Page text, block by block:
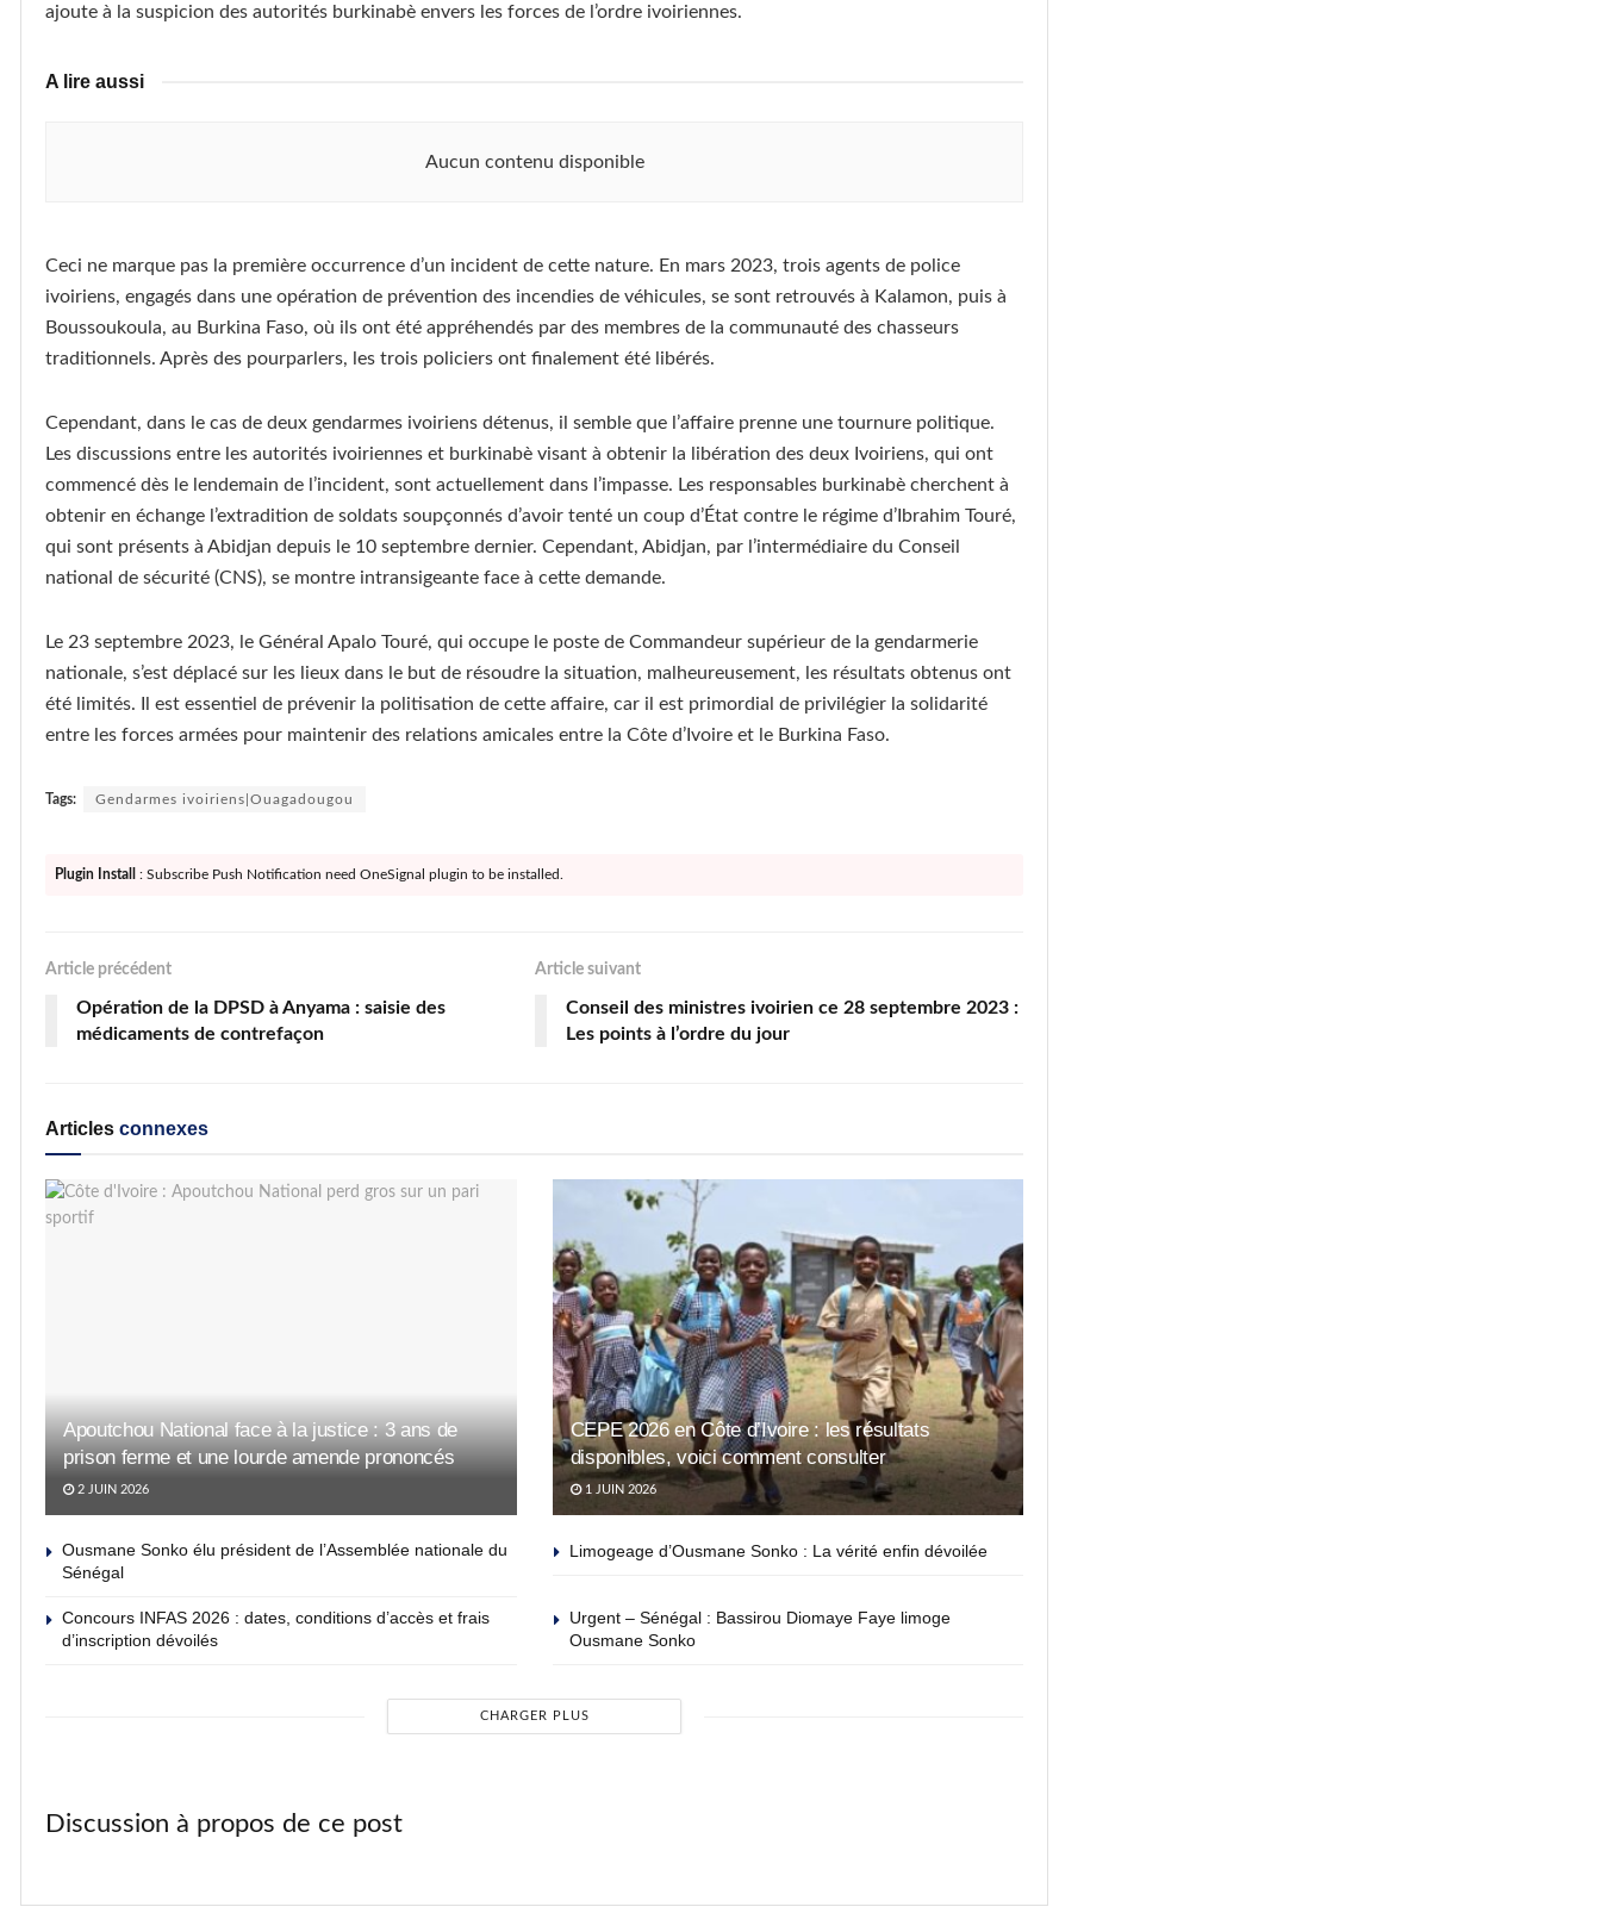
ajoute à la suspicion des autorités burkinabè envers les forces de l’ordre ivoiriennes.
A lire aussi
Aucun contenu disponible
Ceci ne marque pas la première occurrence d’un incident de cette nature. En mars 2023, trois agents de police
ivoiriens, engagés dans une opération de prévention des incendies de véhicules, se sont retrouvés à Kalamon, puis à
Boussoukoula, au Burkina Faso, où ils ont été appréhendés par des membres de la communauté des chasseurs
traditionnels. Après des pourparlers, les trois policiers ont finalement été libérés.
Cependant, dans le cas de deux gendarmes ivoiriens détenus, il semble que l’affaire prenne une tournure politique.
Les discussions entre les autorités ivoiriennes et burkinabè visant à obtenir la libération des deux Ivoiriens, qui ont
commencé dès le lendemain de l’incident, sont actuellement dans l’impasse. Les responsables burkinabè cherchent à
obtenir en échange l’extradition de soldats soupçonnés d’avoir tenté un coup d’État contre le régime d’Ibrahim Touré,
qui sont présents à Abidjan depuis le 10 septembre dernier. Cependant, Abidjan, par l’intermédiaire du Conseil
national de sécurité (CNS), se montre intransigeante face à cette demande.
Le 23 septembre 2023, le Général Apalo Touré, qui occupe le poste de Commandeur supérieur de la gendarmerie
nationale, s’est déplacé sur les lieux dans le but de résoudre la situation, malheureusement, les résultats obtenus ont
été limités. Il est essentiel de prévenir la politisation de cette affaire, car il est primordial de privilégier la solidarité
entre les forces armées pour maintenir des relations amicales entre la Côte d’Ivoire et le Burkina Faso.
Tags: Gendarmes ivoiriens|Ouagadougou
Plugin Install : Subscribe Push Notification need OneSignal plugin to be installed.
Article précédent
Opération de la DPSD à Anyama : saisie des
médicaments de contrefaçon
Article suivant
Conseil des ministres ivoirien ce 28 septembre 2023 :
Les points à l’ordre du jour
Articles connexes
Apoutchou National face à la justice : 3 ans de
prison ferme et une lourde amende prononcés
2 JUIN 2026
CEPE 2026 en Côte d’Ivoire : les résultats
disponibles, voici comment consulter
1 JUIN 2026
Ousmane Sonko élu président de l’Assemblée nationale du
Sénégal
Limogeage d’Ousmane Sonko : La vérité enfin dévoilée
Concours INFAS 2026 : dates, conditions d’accès et frais
d’inscription dévoilés
Urgent – Sénégal : Bassirou Diomaye Faye limoge
Ousmane Sonko
CHARGER PLUS
Discussion à propos de ce post